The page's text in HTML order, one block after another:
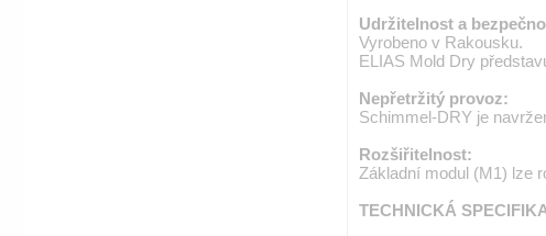
Udržitelnost a
Vyrobeno v Rakousku.
ELIAS Mold Dry
Nepřetržitý provoz:
Schimmel-DRY je
Rozšiřitelnost:
Základní modul (M1) lze
TECHNICKÁ